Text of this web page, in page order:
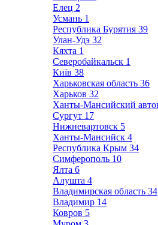
Елец 2
Усмань 1
Республика Бурятия 39
Улан-Удэ 32
Кяхта 1
Северобайкальск 1
Київ 38
Харьковская область 36
Харьков 32
Ханты-Мансийский
Сургут 17
Нижневартовск 5
Ханты-Мансийск 4
Республика Крым 34
Симферополь 10
Ялта 6
Алушта 4
Владимирская область 34
Владимир 14
Ковров 5